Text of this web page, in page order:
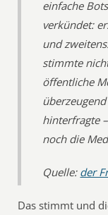
einfache
verkündet:
und
stimmte
öffentliche
hinterfragte
noch die
Quelle: der
Das stimmt und